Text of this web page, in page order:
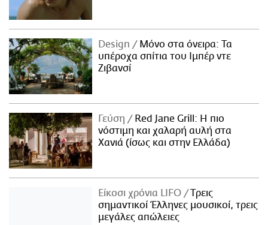
Design
Μόνο στα όνειρα: Τα
υπέροχα σπίτια του Ιμπέρ ντε
Ζιβανσί
Γεύση
Red Jane Grill: Η πιο
νόστιμη και χαλαρή αυλή στα
Χανιά (ίσως και στην Ελλάδα)
Είκοσι χρόνια LIFO
Tρεις
σημαντικοί Έλληνες μουσικοί, τρεις
μεγάλες απώλειες